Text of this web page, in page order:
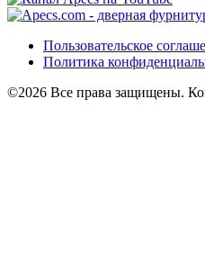
Пользовательское
Политика
©2026 Все права защищены.